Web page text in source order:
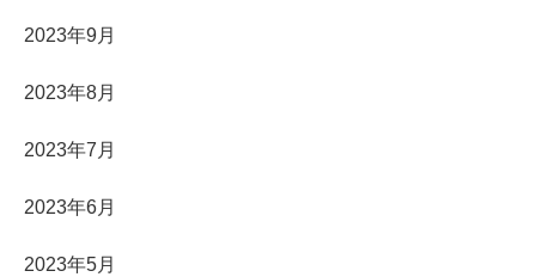
2023年9月
2023年8月
2023年7月
2023年6月
2023年5月